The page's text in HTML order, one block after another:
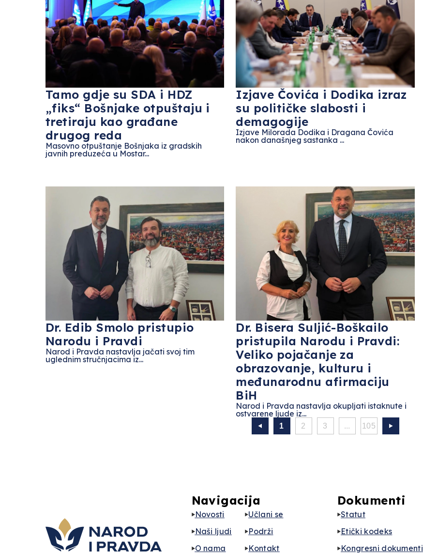
Tamo gdje su SDA i HDZ
„fiks“ Bošnjake otpuštaju i
tretiraju kao građane
drugog reda
Masovno otpuštanje Bošnjaka iz gradskih
javnih preduzeća u Mostar...
Izjave Čovića i Dodika izraz
su političke slabosti i
demagogije
Izjave Milorada Dodika i Dragana Čovića
nakon današnjeg sastanka ...
Dr. Edib Smolo pristupio
Narodu i Pravdi
Narod i Pravda nastavlja jačati svoj tim
uglednim stručnjacima iz...
Dr. Bisera Suljić-Boškailo
pristupila Narodu i Pravdi:
Veliko pojačanje za
obrazovanje, kulturu i
međunarodnu afirmaciju
BiH
Narod i Pravda nastavlja okupljati istaknute i
ostvarene ljude iz...
1 2 3 ... 105
Navigacija
Novosti
Naši ljudi
O nama
Učlani se
Podrži
Kontakt
Dokumenti
Statut
Etički kodeks
Kongresni dokumenti